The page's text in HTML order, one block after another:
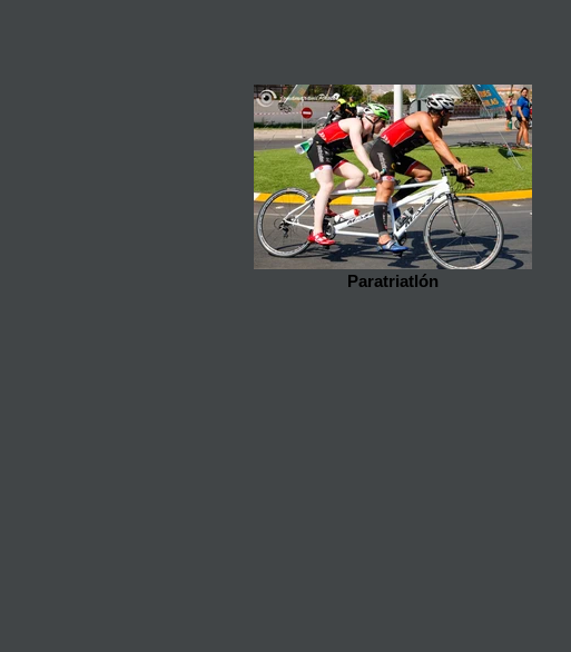
Paratriatlón